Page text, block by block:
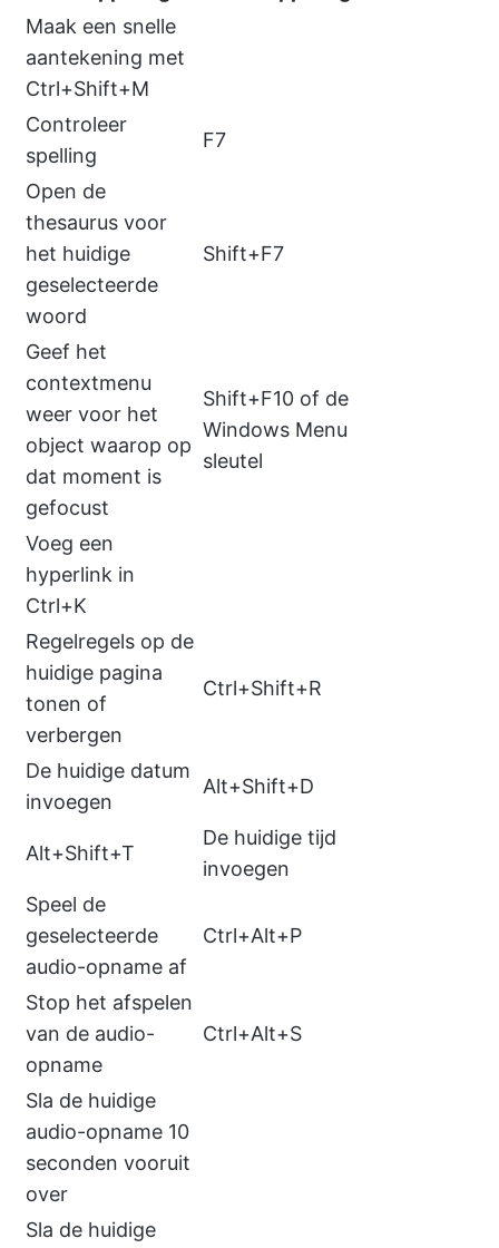
Maak een snelle
aantekening met
Ctrl+Shift+M
Controleer
spelling
F7
Open de
thesaurus voor
het huidige
geselecteerde
woord
Shift+F7
Geef het
contextmenu
weer voor het
object waarop op
dat moment is
gefocust
Shift+F10 of de
Windows Menu
sleutel
Voeg een
hyperlink in
Ctrl+K
Regelregels op de
huidige pagina
tonen of
verbergen
Ctrl+Shift+R
De huidige datum
invoegen
Alt+Shift+D
Alt+Shift+T
De huidige tijd
invoegen
Speel de
geselecteerde
audio-opname af
Ctrl+Alt+P
Stop het afspelen
van de audio-
opname
Ctrl+Alt+S
Sla de huidige
audio-opname 10
seconden vooruit
over
Sla de huidige